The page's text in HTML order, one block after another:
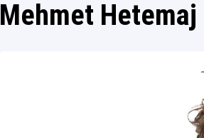
Mehmet Hetemaj